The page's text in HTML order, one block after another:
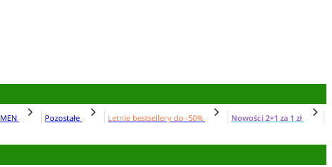
MEN Pozostałe Letnie bestsellery do -50%
Nowości 2+1 za 1 zł